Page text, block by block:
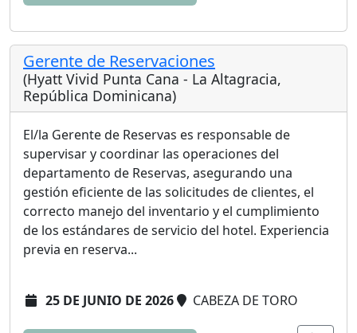
Gerente de Reservaciones
(Hyatt Vivid Punta Cana - La Altagracia,
República Dominicana)
El/la Gerente de Reservas es responsable de
supervisar y coordinar las operaciones del
departamento de Reservas, asegurando una
gestión eficiente de las solicitudes de clientes, el
correcto manejo del inventario y el cumplimiento
de los estándares de servicio del hotel. Experiencia
previa en reserva...
25 DE JUNIO DE 2026 CABEZA DE TORO